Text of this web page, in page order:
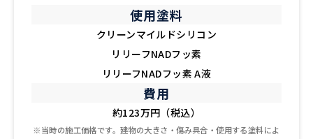
使用塗料
クリーンマイルドシリコン
リリーフNADフッ素
リリーフNADフッ素 A液
費用
約123万円（税込）
※当時の施工価格です。建物の大きさ・傷み具合・使用する塗料によ